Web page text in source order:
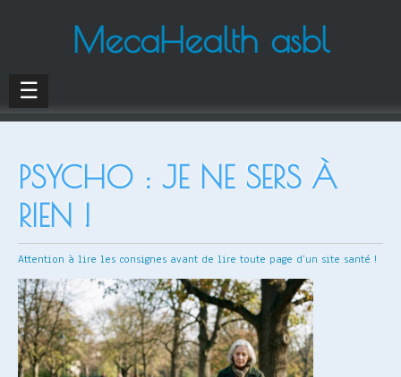
MecaHealth asbl
☰
PSYCHO : JE NE SERS À
RIEN !
Attention à lire les consignes avant de lire toute page d’un site santé !